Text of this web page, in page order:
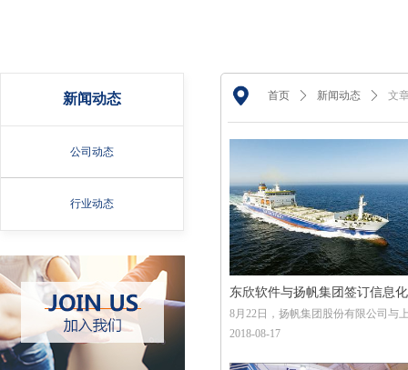
新闻动态
公司动态
行业动态
东欣软件与扬帆集团签订信息
设合作框架协议
​8月22日，扬帆集团股份有限公司与
东欣软件工程有限公司，就扬帆集团
签约仪式。扬帆集团董事长李明东、
2018-08-17
首页 ꄲ 新闻动态 ꄲ 文